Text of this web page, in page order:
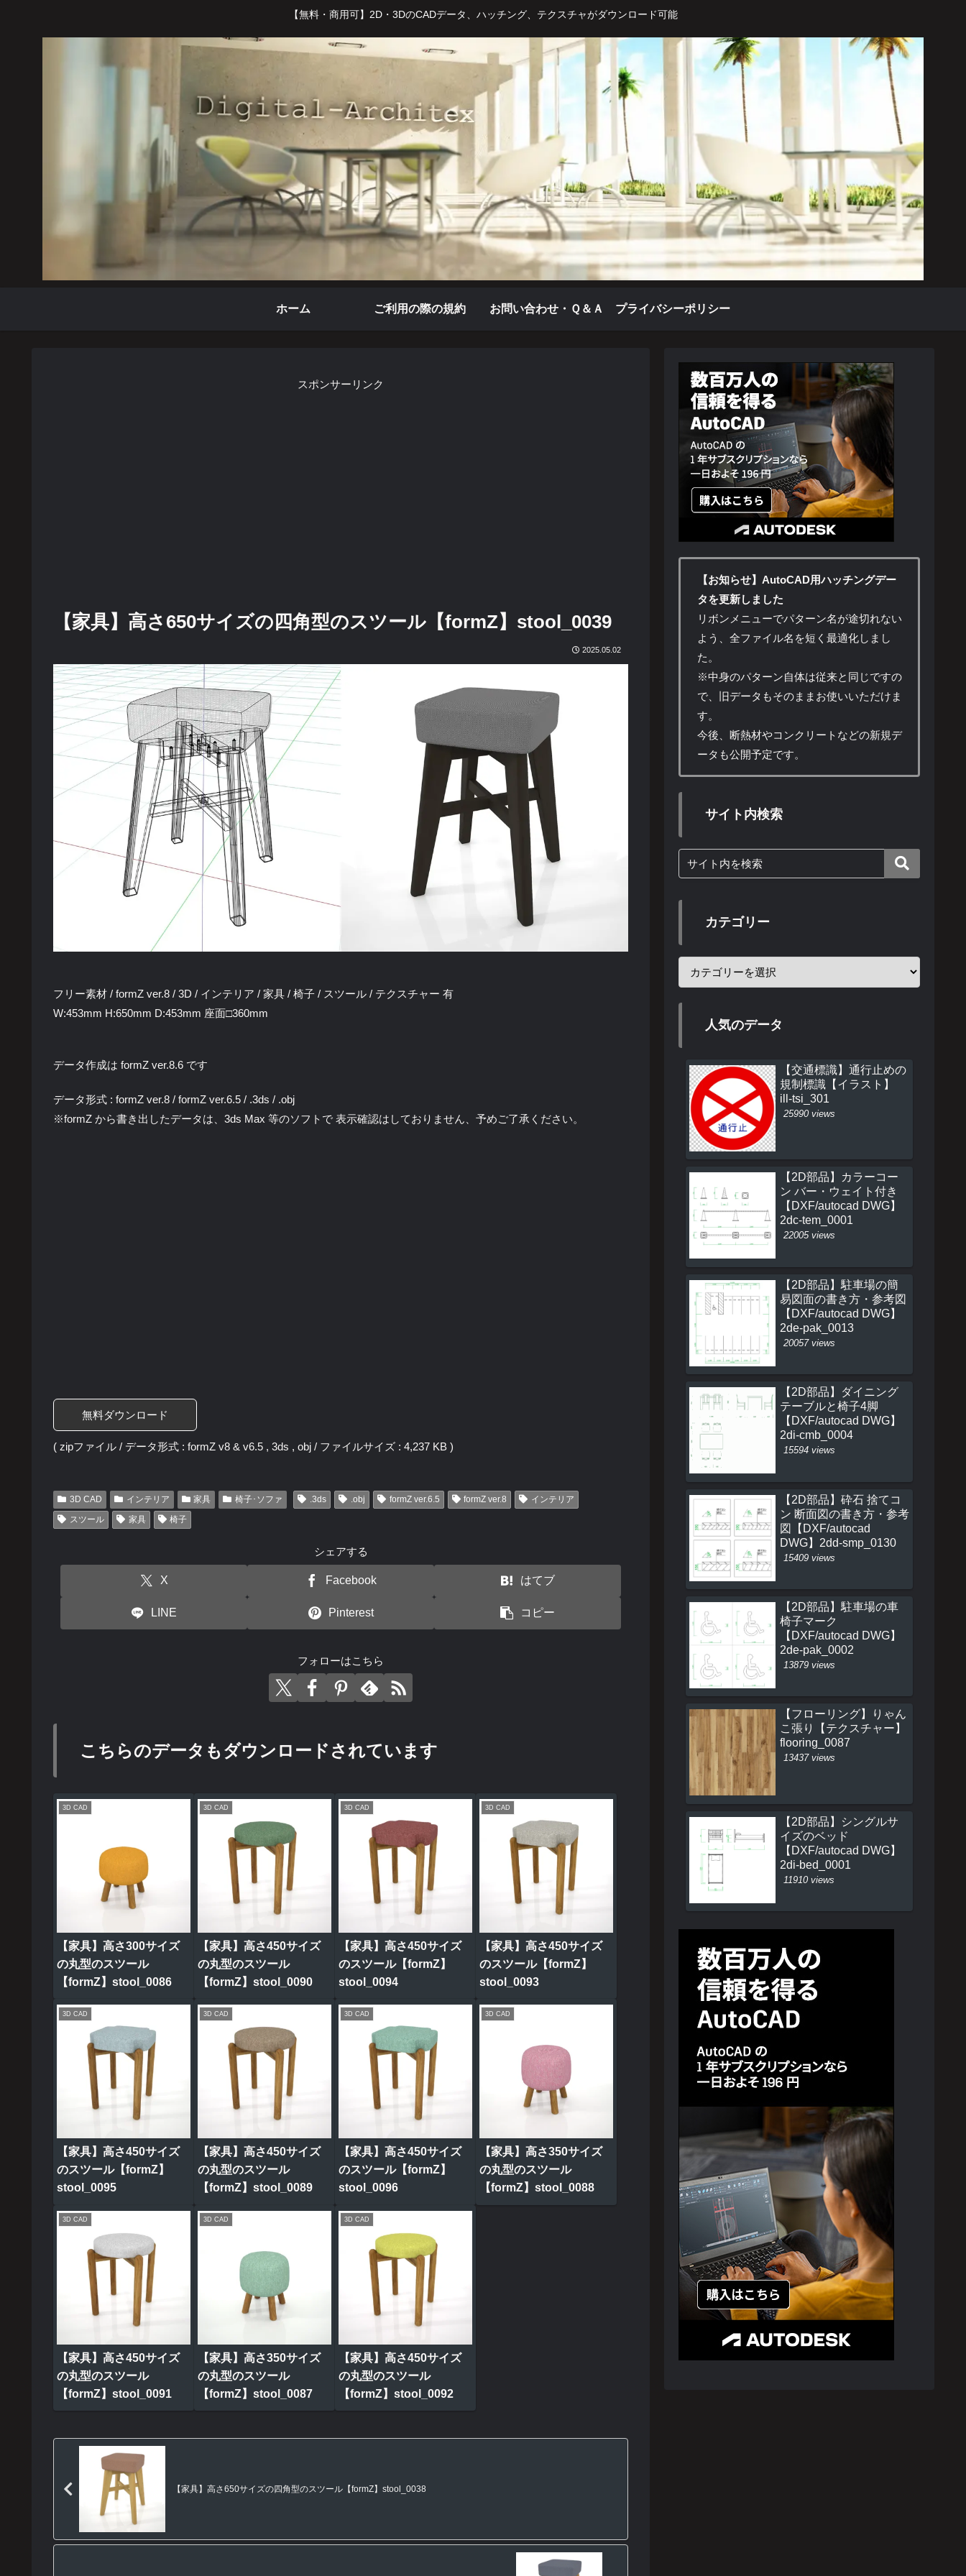
【無料・商用可】2D・3DのCADデータ、ハッチング、テクスチャがダウンロード可能
ホーム ご利用の際の規約 お問い合わせ・Ｑ＆Ａ プライバシーポリシー
スポンサーリンク
【家具】高さ650サイズの四角型のスツール【formZ】stool_0039
2025.05.02
フリー素材 / formZ ver.8 / 3D / インテリア / 家具 / 椅子 / スツール / テクスチャー 有
W:453mm H:650mm D:453mm 座面□360mm
データ作成は formZ ver.8.6 です
データ形式 : formZ ver.8 / formZ ver.6.5 / .3ds / .obj
※formZ から書き出したデータは、3ds Max 等のソフトで 表示確認はしておりません、予めご了承ください。
無料ダウンロード
( zipファイル / データ形式 : formZ v8 & v6.5 , 3ds , obj / ファイルサイズ : 4,237 KB )
3D CAD インテリア 家具 椅子･ソファ .3ds .obj formZ ver.6.5 formZ ver.8
インテリア
スツール
家具 椅子
シェアする
X Facebook はてブ
LINE Pinterest コピー
フォローはこちら
こちらのデータもダウンロードされています
3D CAD
【家具】高さ300サイズ
の丸型のスツール
【formZ】stool_0086
3D CAD
【家具】高さ450サイズ
の丸型のスツール
【formZ】stool_0090
3D CAD
【家具】高さ450サイズ
のスツール【formZ】
stool_0094
3D CAD
【家具】高さ450サイズ
のスツール【formZ】
stool_0093
3D CAD
【家具】高さ450サイズ
のスツール【formZ】
stool_0095
3D CAD
【家具】高さ450サイズ
の丸型のスツール
【formZ】stool_0089
3D CAD
【家具】高さ450サイズ
のスツール【formZ】
stool_0096
3D CAD
【家具】高さ350サイズ
の丸型のスツール
【formZ】stool_0088
3D CAD
【家具】高さ450サイズ
の丸型のスツール
【formZ】stool_0091
3D CAD
【家具】高さ350サイズ
の丸型のスツール
【formZ】stool_0087
3D CAD
【家具】高さ450サイズ
の丸型のスツール
【formZ】stool_0092
【家具】高さ650サイズの四角型のスツール【formZ】stool_0038
【お知らせ】AutoCAD用ハッチングデー
タを更新しました
リボンメニューでパターン名が途切れない
よう、全ファイル名を短く最適化しまし
た。
※中身のパターン自体は従来と同じですの
で、旧データもそのままお使いいただけま
す。
今後、断熱材やコンクリートなどの新規デ
ータも公開予定です。
サイト内検索
カテゴリー
人気のデータ
【交通標識】通行止めの
規制標識【イラスト】
ill-tsi_301
25990 views
【2D部品】カラーコー
ン バー・ウェイト付き
【DXF/autocad DWG】
2dc-tem_0001
22005 views
【2D部品】駐車場の簡
易図面の書き方・参考図
【DXF/autocad DWG】
2de-pak_0013
20057 views
【2D部品】ダイニング
テーブルと椅子4脚
【DXF/autocad DWG】
2di-cmb_0004
15594 views
【2D部品】砕石 捨てコ
ン 断面図の書き方・参考
図【DXF/autocad
DWG】2dd-smp_0130
15409 views
【2D部品】駐車場の車
椅子マーク
【DXF/autocad DWG】
2de-pak_0002
13879 views
【フローリング】りゃん
こ張り【テクスチャー】
flooring_0087
13437 views
【2D部品】シングルサ
イズのベッド
【DXF/autocad DWG】
2di-bed_0001
11910 views